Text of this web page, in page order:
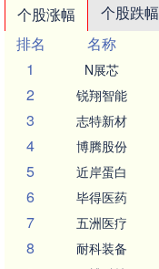
个股涨幅 个股跌幅
排名
名称
1
N展芯
2 锐翔智能
3 志特新材
4 博腾股份
5 近岸蛋白
6 毕得医药
7 五洲医疗
8 耐科装备